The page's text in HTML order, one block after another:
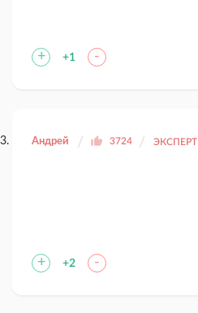
+ +1 -
Андрей 3724 ЭКСПЕРТ
+ +2 -